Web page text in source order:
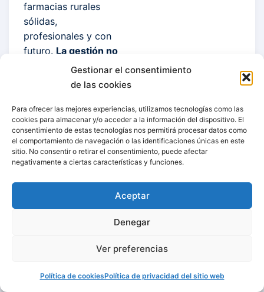
Gestionar el consentimiento
de las cookies
Para ofrecer las mejores experiencias, utilizamos tecnologías como las
cookies para almacenar y/o acceder a la información del dispositivo. El
consentimiento de estas tecnologías nos permitirá procesar datos como
el comportamiento de navegación o las identificaciones únicas en este
sitio. No consentir o retirar el consentimiento, puede afectar
negativamente a ciertas características y funciones.
Aceptar
Denegar
Ver preferencias
Política de cookiesPolítica de privacidad del sitio web
farmacias rurales
sólidas,
profesionales y con
futuro. La gestión no
resta vocación, la
. Porque
farmacia bien
gestionada es
posible seguir
ofreciendo una
atención sanitaria
cercana, de calidad